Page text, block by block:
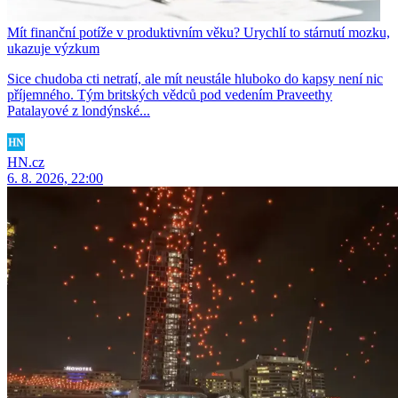
Mít finanční potíže v produktivním věku? Urychlí to stárnutí mozku,
ukazuje výzkum
Sice chudoba cti netratí, ale mít neustále hluboko do kapsy není nic
příjemného. Tým britských vědců pod vedením Praveethy
Patalayové z londýnské...
HN.cz
6. 8. 2026, 22:00